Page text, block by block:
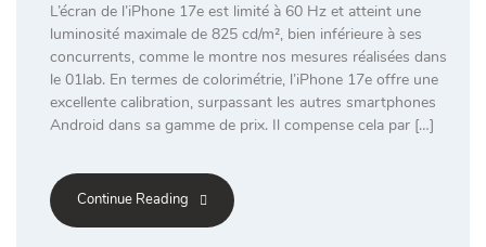
L’écran de l’iPhone 17e est limité à 60 Hz et atteint une
luminosité maximale de 825 cd/m², bien inférieure à ses
concurrents, comme le montre nos mesures réalisées dans
le 01lab. En termes de colorimétrie, l’iPhone 17e offre une
excellente calibration, surpassant les autres smartphones
Android dans sa gamme de prix. Il compense cela par […]
Continue Reading